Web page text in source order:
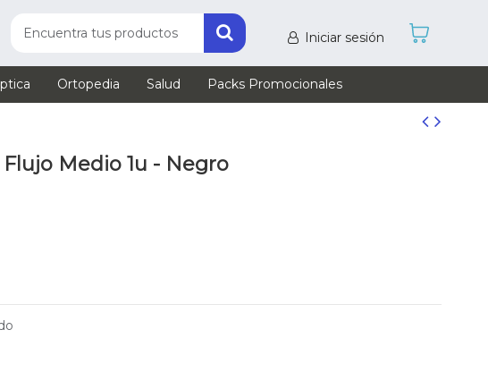
Iniciar sesión
Ortopedia Salud Packs Promocionales
Medio 1u - Negro